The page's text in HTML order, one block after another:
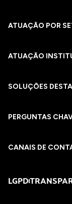
ATUAÇÃO POR
ATUAÇÃO
SOLUÇÕES
PERGUNTAS
CANAIS DE
LGPD